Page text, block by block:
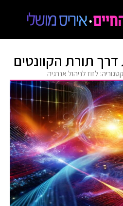
תורת הקוונטים
קטגוריה: לזוז לניהול אנרגיה